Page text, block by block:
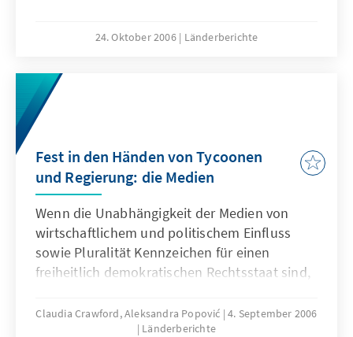
24. Oktober 2006 Länderberichte
Fest in den Händen von Tycoonen
und Regierung: die Medien
Wenn die Unabhängigkeit der Medien von
wirtschaftlichem und politischem Einfluss
sowie Pluralität Kennzeichen für einen
freiheitlich demokratischen Rechtsstaat sind,
Schritt davon entfernt.
Claudia Crawford, Aleksandra Popović 4. September 2006
Länderberichte